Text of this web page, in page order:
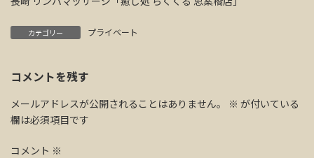
カテゴリー プライベート
コメントを残す
メールアドレスが公開されることはありません。 ※ が付いている
欄は必須項目です
コメント ※